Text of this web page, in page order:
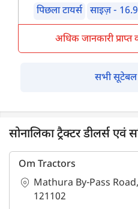
पिछला टायर्स
साइज़ -
अधिक जानकारी प्राप्त
सभी सूटेबल
सोनालिका ट्रैक्टर डीलर्स एवं
Om Tractors
Mathura By-Pass
121102